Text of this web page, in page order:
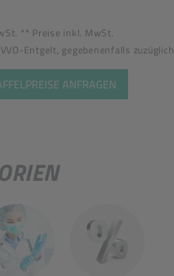
** Preise inkl. MwSt.
Entgelt, gegebenenfalls zuzüglich
ANFRAGEN